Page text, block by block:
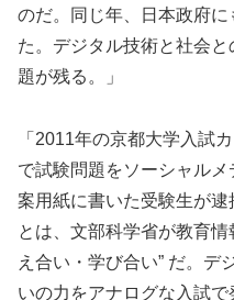
のだ。同じ年、日本政府
た。デジタル技術と社会
題が残る。」
「2011年の京都大学入試
で試験問題をソーシャル
案用紙に書いた受験生が
とは、文部科学省が教育
え合い・学び合い” だ。デ
いの力をアナログな入試